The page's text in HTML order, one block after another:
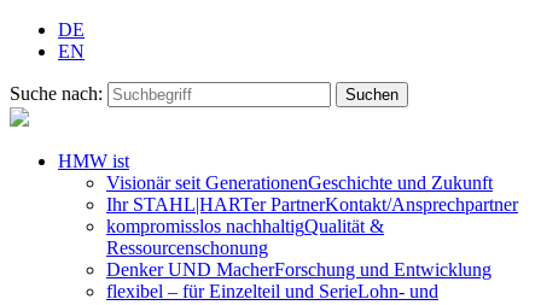
DE
EN
Suche nach:
HMW ist
Visionär seit GenerationenGeschichte und Zukunft
Ihr STAHL|HARTer PartnerKontakt/Ansprechpartner
kompromisslos nachhaltigQualität &
Ressourcenschonung
Denker UND MacherForschung und Entwicklung
flexibel – für Einzelteil und SerieLohn- und